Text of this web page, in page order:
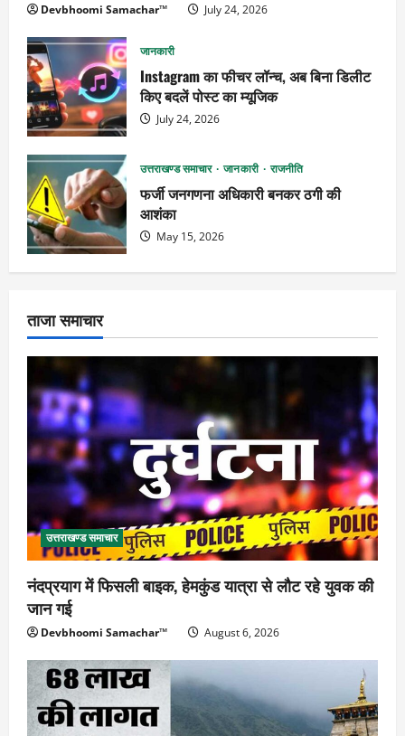
Devbhoomi Samachar™ July 24, 2026
जानकारी
Instagram का फीचर लॉन्च, अब बिना डिलीट
किए बदलें पोस्ट का म्यूजिक
July 24, 2026
उत्तराखण्ड समाचार जानकारी राजनीति
फर्जी जनगणना अधिकारी बनकर ठगी की
आशंका
May 15, 2026
ताजा समाचार
उत्तराखण्ड समाचार
नंदप्रयाग में फिसली बाइक, हेमकुंड यात्रा से लौट रहे युवक की
जान गई
Devbhoomi Samachar™ August 6, 2026